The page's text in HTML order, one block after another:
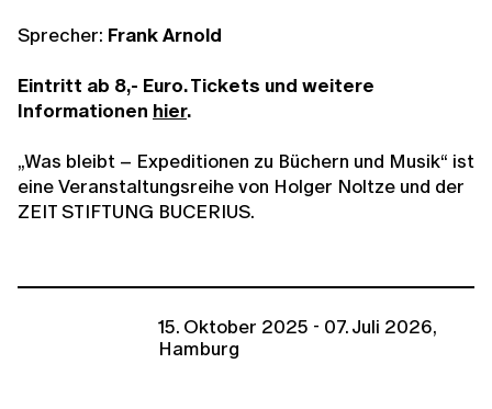
Sprecher: Frank Arnold
Eintritt ab 8,- Euro. Tickets und weitere
Informationen hier.
„Was bleibt – Expeditionen zu Büchern und Musik“ ist
eine Veranstaltungsreihe von Holger Noltze und der
ZEIT STIFTUNG BUCERIUS.
15. Oktober 2025 - 07. Juli 2026,
Hamburg